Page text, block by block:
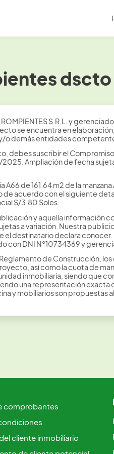
S.R.L. y
se encuentra en
o demás entidades
debes suscribir el
Ampliación de fecha
de 161.64 m2 de la
acuerdo con el siguiente
S/3.80 Soles.
y aquella información
a variación. Nuestra
el destinatario declara
DNI N°10734369 y
de Construcción,
así como la cuota de
inmobiliaria, siendo que
una representación
y mobiliarios son propuestas
comprobantes
cliente inmobiliario